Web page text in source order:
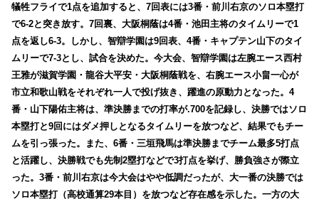
犠牲フライで1点を追加すると、7回表には3番・前川右京のソロ本塁打
で6-2と突き放す。7回裏、大阪桐蔭は4番・池田主将のタイムリーで1
点を返し6-3。しかし、智辯学園は9回表、4番・キャプテン山下のタイ
ムリーで7-3とし、試合を決めた。今大会、智辯学園は左腕エース西村
王雅が滋賀学園・龍谷大平安・大阪桐蔭戦を、右腕エース小畠一心が
市立和歌山戦をそれぞれ一人で投げ抜き、躍進の原動力となった。4
番・山下陽佑主将は、準決勝までの打率が.700を記録し、決勝ではソロ
本塁打と9回にはダメ押しとなるタイムリーを放つなど、結果でもチー
ムを引っ張った。また、6番・三垣飛馬は準決勝までチーム最多5打点
と活躍し、決勝戦でも先制2塁打などで3打点を挙げ、勝負強さが際立
った。3番・前川右京は今大会はやや低調だったが、大一番の決勝では
ソロ本塁打（高校通算29本目）を放つなど存在感を示した。一方の大